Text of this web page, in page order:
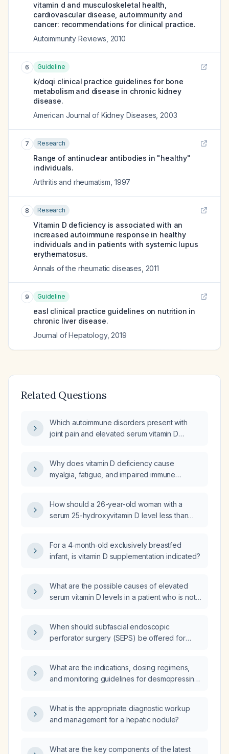
vitamin d and musculoskeletal health,
cardiovascular disease, autoimmunity and
cancer: recommendations for clinical practice.
Autoimmunity Reviews 2010
6 Guideline
k/doqi clinical practice guidelines for bone
metabolism and disease in chronic kidney
disease.
American Journal of Kidney Diseases 2003
7 Research
Range of antinuclear antibodies in "healthy"
individuals.
Arthritis and rheumatism 1997
8 Research
Vitamin D deficiency is associated with an
increased autoimmune response in healthy
individuals and in patients with systemic lupus
erythematosus.
Annals of the rheumatic diseases 2011
9 Guideline
easl clinical practice guidelines on nutrition in
chronic liver disease.
Journal of Hepatology, 2019
Related Questions
Which autoimmune disorders present with
joint pain and elevated serum vitamin D
Why does vitamin D deficiency cause
myalgia, fatigue, and impaired immune
How should a 26-year-old woman with a
serum 25-hydroxyvitamin D level less than
For a 4‑month‑old exclusively breastfed
infant, is vitamin D supplementation indicated?
What are the possible causes of elevated
serum vitamin D levels in a patient who is not
When should subfascial endoscopic
perforator surgery (SEPS) be offered for
considerations?
What are the indications, dosing regimens,
and monitoring guidelines for desmopressin
What is the appropriate diagnostic workup
and management for a hepatic nodule?
What are the key components of the latest